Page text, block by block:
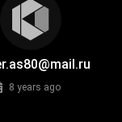
8 years ago